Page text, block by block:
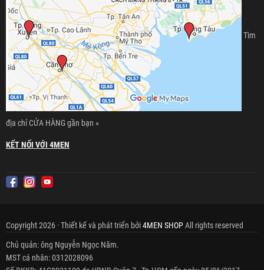
Tìm
địa chỉ CỬA HÀNG gần bạn »
KẾT NỐI VỚI 4MEN
Copyright 2026 · Thiết kế và phát triển bởi4MEN SHOPAll rights reserved
Chủ quản: ông Nguyễn Ngọc Năm.
MST cá nhân: 0312028096